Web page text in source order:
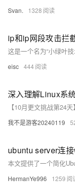
Svan. 1328
ip和ip网段攻击拦
eisc 444
深入理解Linux系
我不是游客20240119
ubuntu server连
HermanYe996 1259